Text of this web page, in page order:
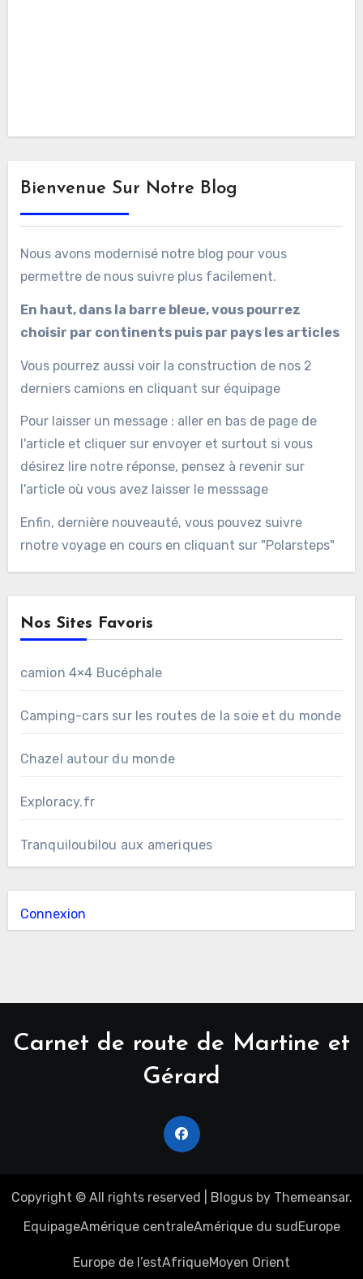
Bienvenue Sur Notre Blog
Nous avons modernisé notre blog pour vous
permettre de nous suivre plus facilement.
En haut, dans la barre bleue, vous pourrez
choisir par continents puis par pays les articles
Vous pourrez aussi voir la construction de nos 2
derniers camions en cliquant sur équipage
Pour laisser un message : aller en bas de page de
l'article et cliquer sur envoyer et surtout si vous
désirez lire notre réponse, pensez à revenir sur
l'article où vous avez laisser le messsage
Enfin, dernière nouveauté, vous pouvez suivre
rnotre voyage en cours en cliquant sur "Polarsteps"
Nos Sites Favoris
camion 4×4 Bucéphale
Camping-cars sur les routes de la soie et du monde
Chazel autour du monde
Exploracy.fr
Tranquiloubilou aux ameriques
Connexion
Carnet de route de Martine et
Gérard
Copyright © All rights reserved Blogusby Themeansar.
EquipageAmérique centraleAmérique du sudEurope
Europe de l’estAfriqueMoyen Orient